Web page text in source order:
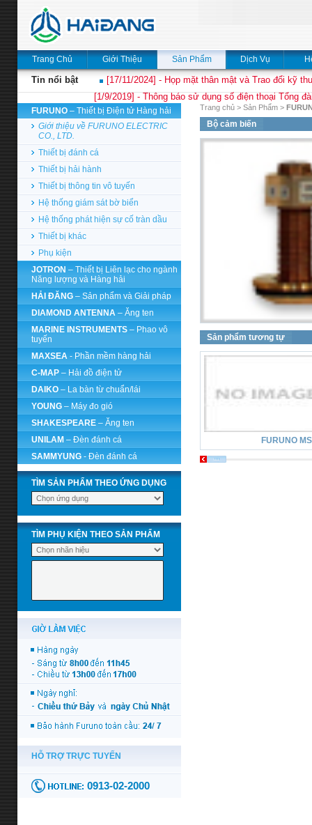
Trang Chủ Giới Thiệu Sản Phẩm Dịch Vụ
Tin nổi bật
[17/11/2024] - Họp mặt thân mật và Trao đổi kỹ
[1/9/2019] - Thông báo sử dụng số điện thoại Tổng
FURUNO – Thiết bị Điện tử Hàng hải
Giới thiệu về FURUNO ELECTRIC
CO., LTD.
Thiết bị đánh cá
Thiết bị hải hành
Thiết bị thông tin vô tuyến
Hệ thống giám sát bờ biển
Hệ thống phát hiện sự cố tràn dầu
Thiết bị khác
Phụ kiện
JOTRON – Thiết bị Liên lạc cho ngành
Năng lượng và Hàng hải
HẢI ĐĂNG – Sản phẩm và Giải pháp
DIAMOND ANTENNA – Ăng ten
MARINE INSTRUMENTS – Phao vô
tuyến
MAXSEA - Phần mềm hàng hải
C-MAP – Hải đồ điện tử
DAIKO – La bàn từ chuẩn/lái
YOUNG – Máy đo gió
SHAKESPEARE – Ăng ten
UNILAM – Đèn đánh cá
SAMMYUNG - Đèn đánh cá
TÌM SẢN PHẨM THEO ỨNG DỤNG
TÌM PHỤ KIỆN THEO SẢN PHẨM
Trang chủ > Sản Phẩm >
Bộ cảm biến
Sản phẩm tương tự
FURUNO